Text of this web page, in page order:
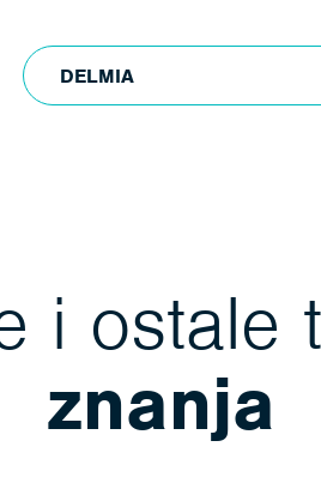
DELMIA
i ostale
znanja